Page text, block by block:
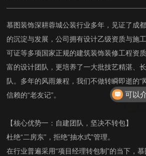
慕图装饰深耕蓉城公装行业多年，见证了成
的沉淀与发展，公司拥有设计乙级资质与施
可证等多项国家正规的建筑装饰装修工程资
富的设计团队，更培养了一大批技艺精湛、
队。多年的风雨兼程，我们不做转瞬即逝的“
信赖的“老友记”。
【核心优势一：自建团队，坚决不转包】
杜绝“二房东”，拒绝“抽水式”管理。
在行业普遍采用“项目经理转包制”的当下，